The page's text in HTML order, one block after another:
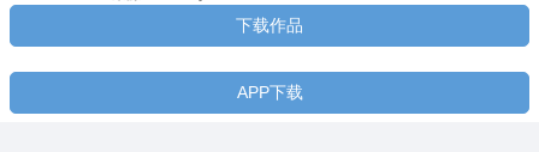
下载作品
APP下载